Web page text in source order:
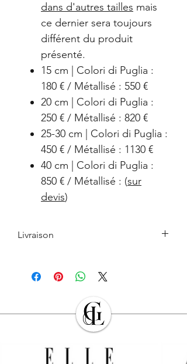
dans d'autres tailles mais
ce dernier sera toujours
différent du produit
présenté.
15 cm | Colori di Puglia :
180 € / Métallisé : 550 €
20 cm | Colori di Puglia :
250 € / Métallisé : 820 €
25-30 cm | Colori di Puglia :
450 € / Métallisé : 1130 €
40 cm | Colori di Puglia :
850 € / Métallisé : (sur
devis)
Livraison
Les Produits commandés seront livrés à
l’adresse indiquée par l’Acheteur lors de
Sauf cas de force majeure ou lors des
périodes de fermeture clairement
Produits en stock sont expédiés dans les